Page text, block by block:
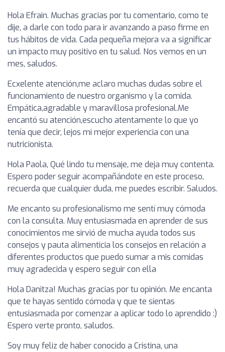
Hola Efrain. Muchas gracias por tu comentario, como te
dije, a darle con todo para ir avanzando a paso firme en
tus hábitos de vida. Cada pequeña mejora va a significar
un impacto muy positivo en tu salud. Nos vemos en un
mes, saludos.
Ecxelente atención,me aclaro muchas dudas sobre el
funcionamiento de nuestro organismo y la comida.
Empática,agradable y maravillosa profesional.Me
encantó su atención,escucho atentamente lo que yo
tenía que decir, lejos mi mejor experiencia con una
nutricionista.
Hola Paola, Qué lindo tu mensaje, me deja muy contenta.
Espero poder seguir acompañándote en este proceso,
recuerda que cualquier duda, me puedes escribir. Saludos.
Me encanto su profesionalismo me sentí muy cómoda
con la consulta. Muy entusiasmada en aprender de sus
conocimientos me sirvió de mucha ayuda todos sus
consejos y pauta alimenticia los consejos en relación a
diferentes productos que puedo sumar a mis comidas
muy agradecida y espero seguir con ella
Hola Danitza! Muchas gracias por tu opinión. Me encanta
que te hayas sentido cómoda y que te sientas
entusiasmada por comenzar a aplicar todo lo aprendido :)
Espero verte pronto, saludos.
Soy muy feliz de haber conocido a Cristina, una